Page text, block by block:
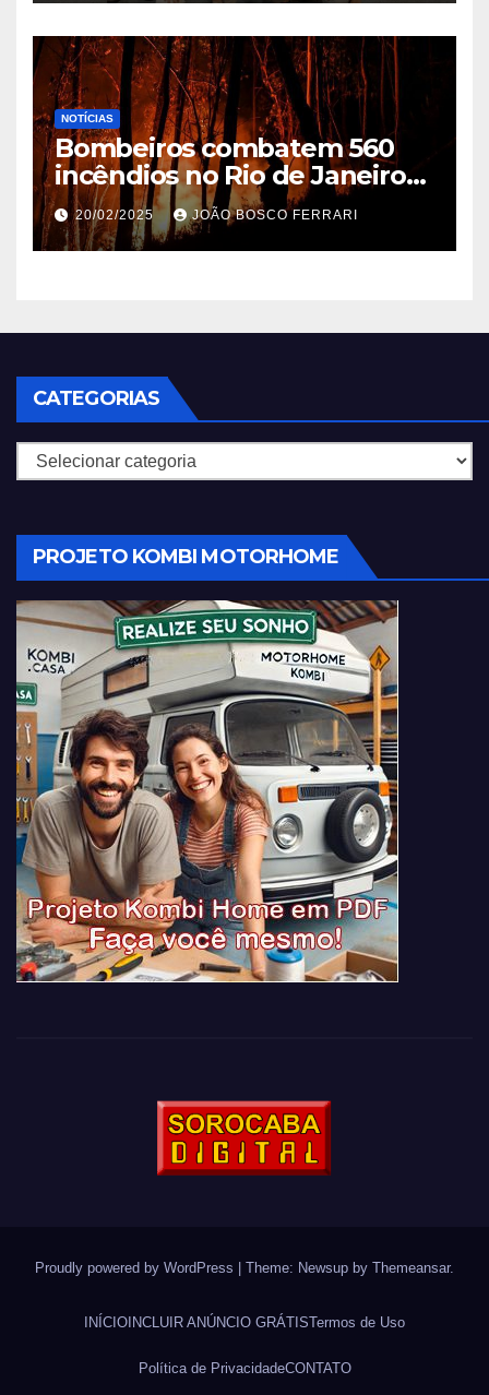
NOTÍCIAS
Bombeiros combatem 560
incêndios no Rio de Janeiro
em 2025
20/02/2025 JOÃO BOSCO FERRARI
CATEGORIAS
Categorias
PROJETO KOMBI MOTORHOME
Proudly powered by WordPress Theme: Newsup by Themeansar.
INÍCIO INCLUIR ANÚNCIO GRÁTISTermos de Uso
Política de PrivacidadeCONTATO